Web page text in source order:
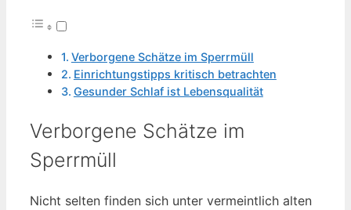
Verborgene Schätze im Sperrmüll
Einrichtungstipps kritisch betrachten
Gesunder Schlaf ist Lebensqualität
Verborgene Schätze im
Sperrmüll
Nicht selten finden sich unter vermeintlich alten